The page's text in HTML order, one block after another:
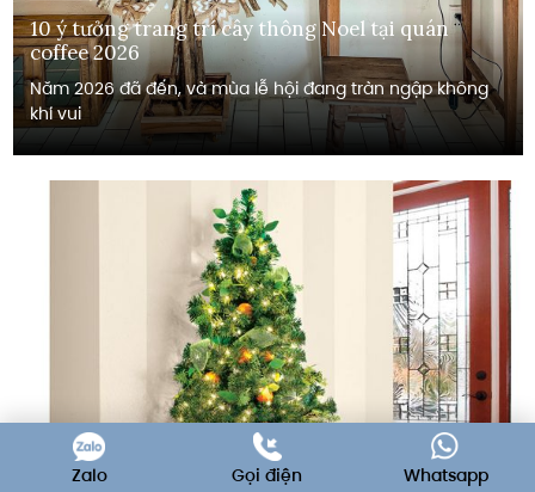
10 ý tưởng trang trí cây thông Noel tại quán
coffee 2026
Năm 2026 đã đến, và mùa lễ hội đang tràn ngập không
khí vui
Zalo Gọi điện Whatsapp